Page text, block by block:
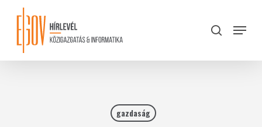
content
search
Menu
gazdaság
Close